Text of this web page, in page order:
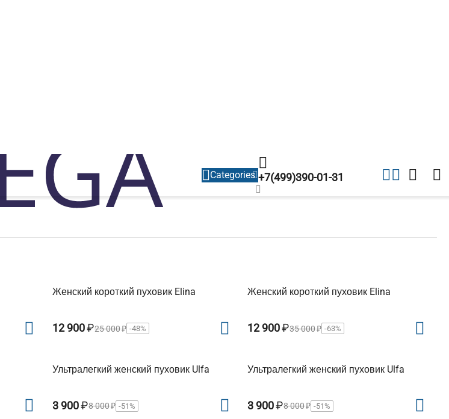
Categories +7(499)390-01-31
Женский короткий пуховик Elina
12 900₽25 000₽ -48%
Женский короткий пуховик Elina
12 900₽35 000₽ -63%
Ультралегкий женский пуховик Ulfa
3 900₽8 000₽ -51%
Ультралегкий женский пуховик Ulfa
3 900₽8 000₽ -51%